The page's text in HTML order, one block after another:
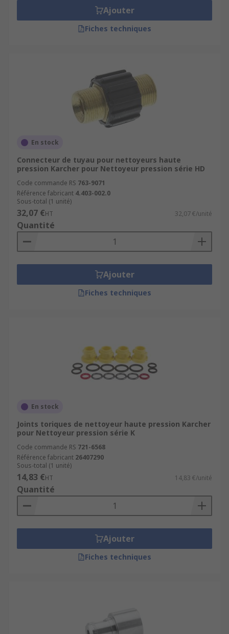
Ajouter
Fiches techniques
En stock
Connecteur de tuyau pour nettoyeurs haute
pression Karcher pour Nettoyeur pression série HD
Code commande RS 763-9071
Référence fabricant 4.403-002.0
Sous-total (1 unité)
32,07 €HT 32,07 €/unité
Quantité
Ajouter
Fiches techniques
En stock
Joints toriques de nettoyeur haute pression Karcher
pour Nettoyeur pression série K
Code commande RS 721-6568
Référence fabricant 26407290
Sous-total (1 unité)
14,83 €HT 14,83 €/unité
Quantité
Ajouter
Fiches techniques